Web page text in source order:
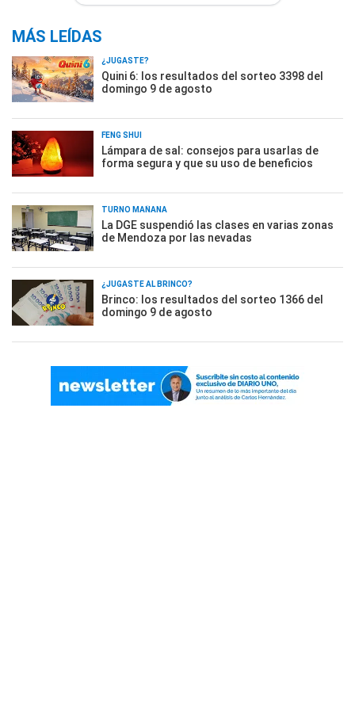
MÁS LEÍDAS
¿JUGASTE?
Quini 6: los resultados del sorteo 3398 del
domingo 9 de agosto
FENG SHUI
Lámpara de sal: consejos para usarlas de
forma segura y que su uso de beneficios
TURNO MAÑANA
La DGE suspendió las clases en varias zonas
de Mendoza por las nevadas
¿JUGASTE AL BRINCO?
Brinco: los resultados del sorteo 1366 del
domingo 9 de agosto